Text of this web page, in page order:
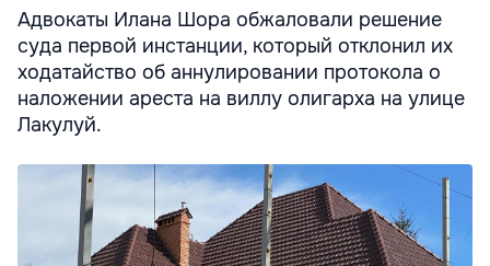
Адвокаты Илана Шора обжаловали решение
суда первой инстанции, который отклонил их
ходатайство об аннулировании протокола о
наложении ареста на виллу олигарха на улице
Лакулуй.